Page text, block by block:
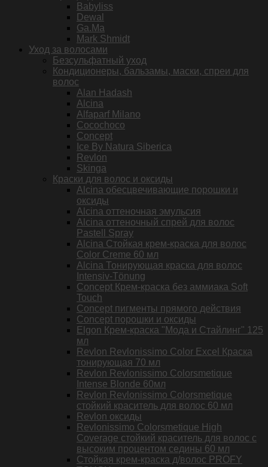
Babyliss
Dewal
Ga.Ma
Mark Shmidt
Уход за волосами
Безсульфатный уход
Кондиционеры, бальзамы, маски, спреи для
волос
Alan Hadash
Alcina
Alfaparf Milano
Cocochoco
Concept
Ice By Natura Siberica
Revlon
Skinga
Краски для волос и оксиды
Alcina обесцвечивающие порошки и
оксиды
Alcina оттеночная эмульсия
Alcina оттеночный спрей для волос
Pastell Spray
Alcina Стойкая крем-краска для волос
Color Creme 60 мл
Alcina Тонирующая краска для волос
Intensiv-Tönung
Concept Крем-краска без аммиака Soft
Touch
Concept пигменты прямого действия
Concept порошки и оксиды
Elgon Крем-краска "Мода и Стайлинг" 125
мл
Revlon Revlonissimo Color Excel Краска
тонирующая 70 мл
Revlon Revlonissimo Colorsmetique
Intense Blonde 60мл
Revlon Revlonissimo Colorsmetique
стойкий краситель для волос 60 мл
Revlon оксиды
Revlonissimo Colorsmetique High
Coverage стойкий краситель для волос с
высоким процентом седины 60 мл
Стойкая крем-краска д/волос PROFY